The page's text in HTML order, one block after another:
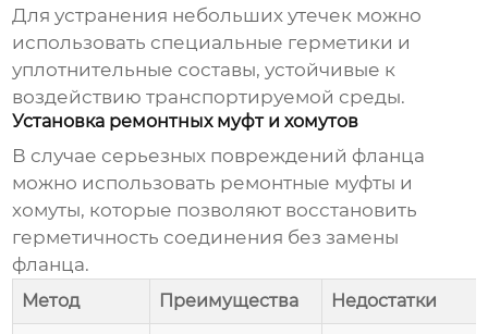
Для устранения небольших утечек можно
использовать специальные герметики и
уплотнительные составы, устойчивые к
воздействию транспортируемой среды.
Установка ремонтных муфт и хомутов
В случае серьезных повреждений фланца
можно использовать ремонтные муфты и
хомуты, которые позволяют восстановить
герметичность соединения без замены
фланца.
Метод Преимущества Недостатки